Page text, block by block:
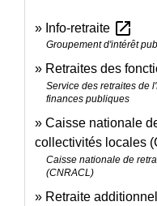
Info-retraite open_in_new
Groupement d'intérêt
Retraites des
Service des retraites de
finances publiques
Caisse nationale
collectivités locales
Caisse nationale de
(CNRACL)
Retraite